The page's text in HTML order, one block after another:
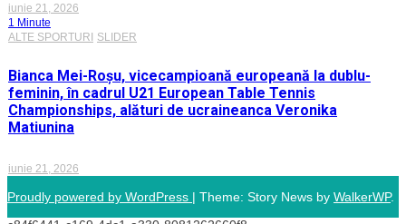
iunie 21, 2026
1 Minute
ALTE SPORTURI SLIDER
Bianca Mei-Roșu, vicecampioană europeană la dublu-
feminin, în cadrul U21 European Table Tennis
Championships, alături de ucraineanca Veronika
Matiunina
iunie 21, 2026
Proudly powered by WordPress | Theme: Story News by WalkerWP.